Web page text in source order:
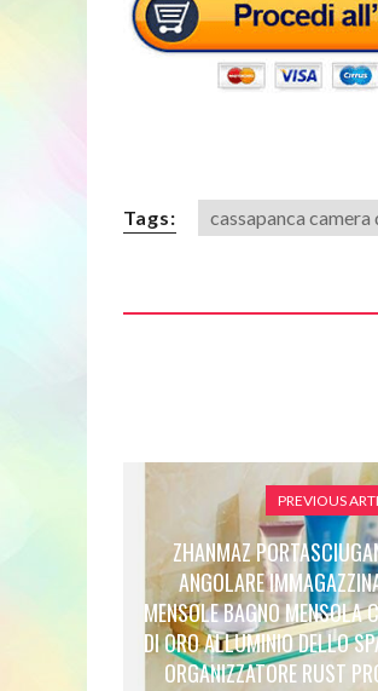
Tags: cassapanca camera
PREVIOUS
ZHANMAZ
ANGOLARE
MENSOLE BAGNO MENSOLA
DI ORO ALLUMINIO DELLO
ORGANIZZATORE RUST